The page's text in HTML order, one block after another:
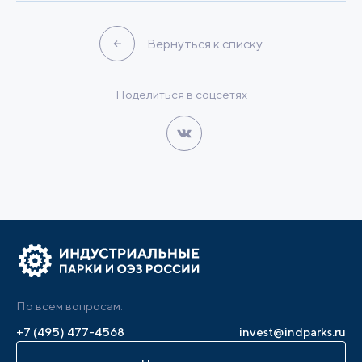
Вернуться к списку
Поделиться в соцсетях
По всем вопросам:
+7 (495) 477-4568
invest@indparks.ru